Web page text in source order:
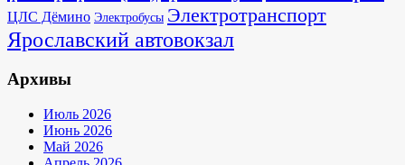
ЦЛС Дёмино Электробусы Электротранспорт
Ярославский автовокзал
Архивы
Июль 2026
Июнь 2026
Май 2026